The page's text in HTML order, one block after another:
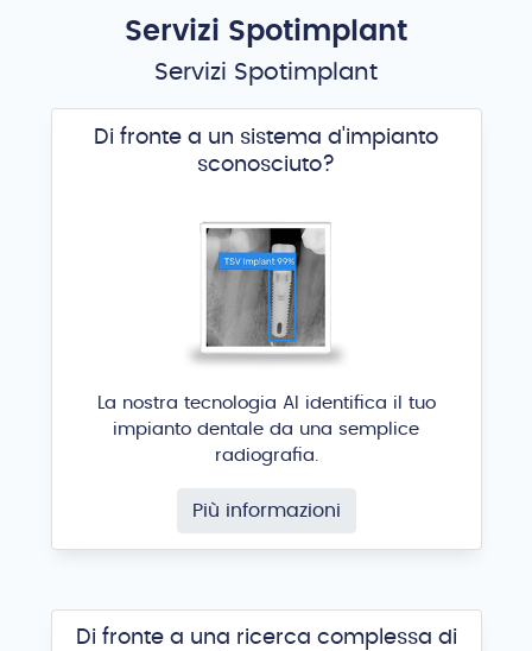
Servizi Spotimplant
Servizi Spotimplant
Di fronte a un sistema d'impianto
sconosciuto?
La nostra tecnologia AI identifica il tuo
impianto dentale da una semplice
radiografia.
Più informazioni
Di fronte a una ricerca complessa di